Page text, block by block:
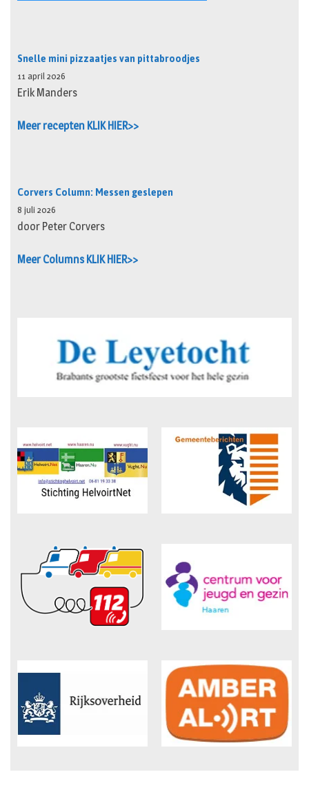
Snelle mini pizzaatjes van pittabroodjes
11 april 2026
Erik Manders
Meer recepten KLIK HIER>>
Corvers Column: Messen geslepen
8 juli 2026
door Peter Corvers
Meer Columns KLIK HIER>>